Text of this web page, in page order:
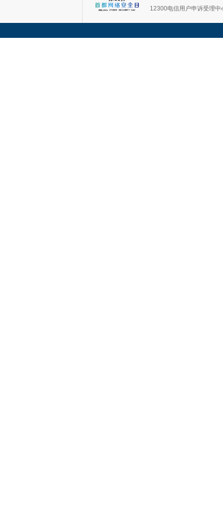
12300电信用户申诉受理中